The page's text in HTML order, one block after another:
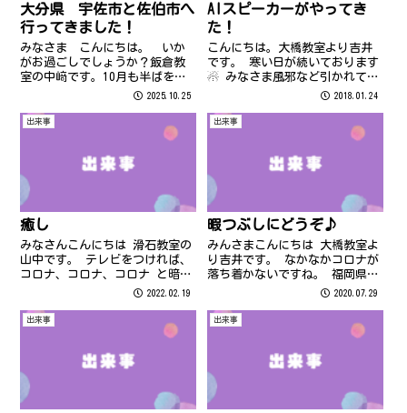
大分県 宇佐市と佐伯市へ
行ってきました！
みなさま こんにちは。 いか
がお過ごしでしょうか？飯倉教
室の中﨑です。10月も半ばを過
ぎ、ようやく涼しくなってきま
いです・・・ついこの前までク
ーラーが必要だったのに、季節
日、大分県の...
2025.10.25
AIスピーカーがやってき
た！
こんにちは。大橋教室より吉井
です。 寒い日が続いております
☃ みなさま風邪など引かれてい
ませんか？ インフルエンザも流
お気を付けください さて、最近
「AI（人工知能）」という言葉
2018.01.24
出来事
癒し
みなさんこんにちは 滑石教室の
山中です。 テレビをつければ、
コロナ、コロナ、コロナ と暗い
ニュースばかりでしたが 今はオ
スポーツはほんとにすごいなと
毎日感じております 今回は私の
2022.02.19
出来事
暇つぶしにどうぞ♪
みんさまこんにちは 大橋教室よ
り吉井です。 なかなかコロナが
落ち着かないですね。 福岡県も
感染者数が増える一方で心配で
らを心掛けてます 手洗い、うが
い、消毒を徹底すること！ たく
2020.07.29
出来事 出来事